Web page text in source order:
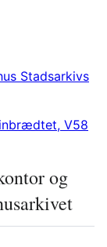
Stadsarkivs
V58
og